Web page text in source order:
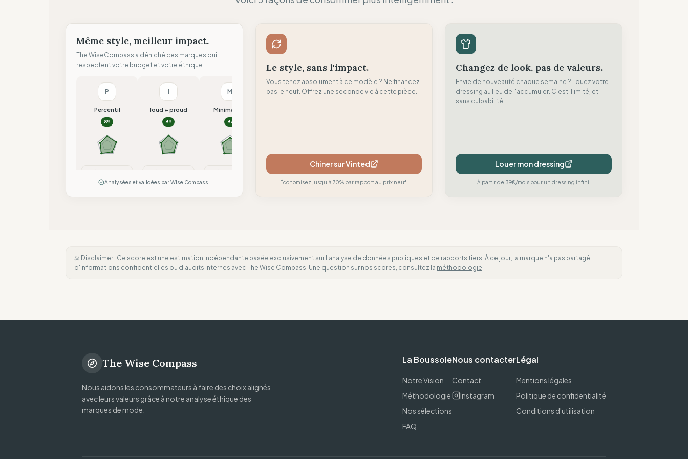
Même style, meilleur impact.
The WiseCompass a déniché ces marques qui
respectent votre budget et votre éthique.
P
Percentil
89
loud + proud
89
M
Minimalism
87
N H
Analysées et validées par Wise Compass.
Le style, sans l'impact.
Vous tenez absolument à ce modèle ? Ne financez
pas le neuf. Offrez une seconde vie à cette pièce.
Chiner sur Vinted
Économisez jusqu'à 70% par rapport au prix neuf.
Changez de look, pas de valeurs.
Envie de nouveauté chaque semaine ? Louez votre
dressing au lieu de l'accumuler. C'est illimité, et
sans culpabilité.
Louer mon dressing
À partir de 39€/mois pour un dressing infini.
⚖️ Disclaimer : Ce score est une estimation indépendante basée exclusivement sur l'analyse de données publiques et de rapports tiers. À ce jour, la marque n'a pas partagé
d'informations confidentielles ou d'audits internes avec The Wise Compass. Une question sur nos scores, consultez la méthodologie
The Wise Compass
Nous aidons les consommateurs à faire des choix alignés
avec leurs valeurs grâce à notre analyse éthique des
marques de mode.
La Boussole
Notre Vision
Méthodologie
Nos sélections
FAQ
Nous contacter
Contact
Instagram
Légal
Mentions légales
Politique de confidentialité
Conditions d'utilisation